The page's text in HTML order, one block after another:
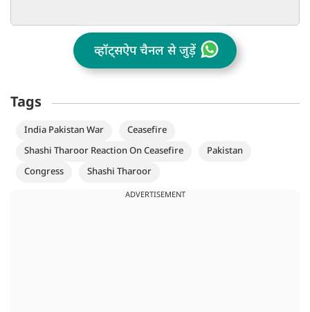
व्हॉट्सऐप चैनल से जुड़ें
Tags
India Pakistan War
Ceasefire
Shashi Tharoor Reaction On Ceasefire
Pakistan
Congress
Shashi Tharoor
ADVERTISEMENT